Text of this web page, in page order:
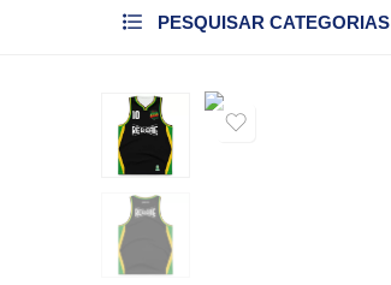
PESQUISAR CATEGORIAS